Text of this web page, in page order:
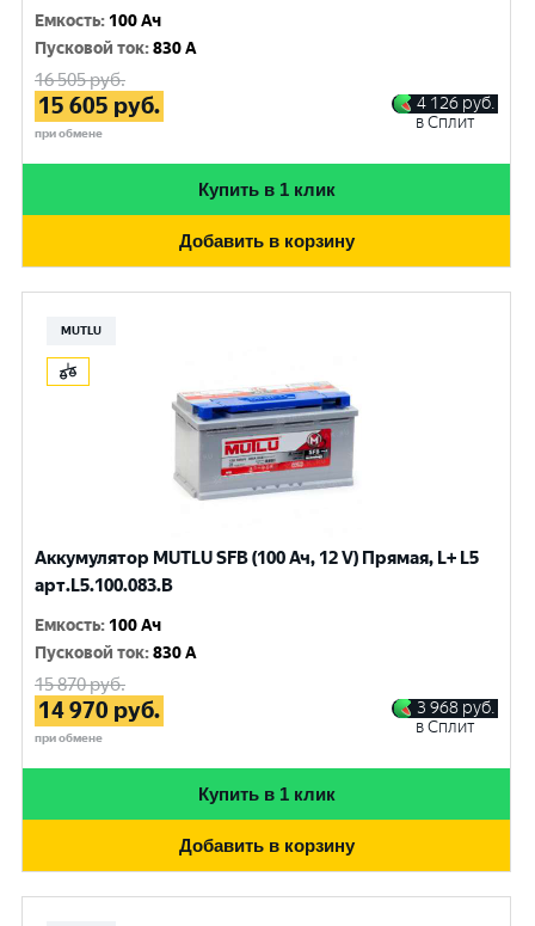
Емкость: 100 Ач
Пусковой ток:830 A
16 505руб.
15 605 руб.
при обмене
4 126 руб.
в Сплит
Купить в 1 клик
Добавить в корзину
MUTLU
Аккумулятор MUTLU SFB (100 Ач, 12 V) Прямая, L+ L5
арт.L5.100.083.B
Емкость: 100 Ач
Пусковой ток:830 A
15 870руб.
14 970 руб.
при обмене
3 968 руб.
в Сплит
Купить в 1 клик
Добавить в корзину